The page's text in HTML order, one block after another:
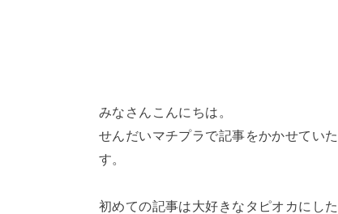
みなさんこんにちは。
せんだいマチプラで記事をかかせてい
す。
初めての記事は大好きなタピオカにし